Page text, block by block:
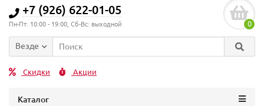
+7 (926) 622-01-05
Пн-Пт: 10:00 - 19:00, Сб-Вс: выходной 0
Везде
Скидки Акции
Каталог